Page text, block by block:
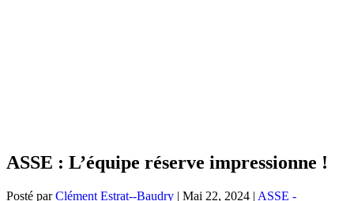
ASSE : L’équipe réserve impressionne !
Posté parClément Estrat--Baudry | Mai 22, 2024 | ASSE -